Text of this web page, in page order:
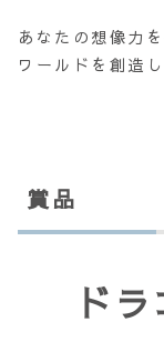
あなたの想像力
ワールドを創造
賞品
ド